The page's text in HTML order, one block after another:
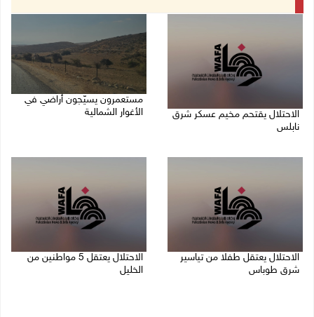
الاحتلال يقتحم مخيم عسكر شرق
نابلس
مستعمرون يسيّجون أراضي في
الأغوار الشمالية
الاحتلال يعتقل طفلا من تياسير
شرق طوباس
الاحتلال يعتقل 5 مواطنين من
الخليل